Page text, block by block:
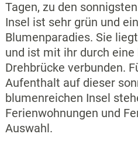
Tagen, zu den
Insel ist sehr grün und
Blumenparadies. Sie
und ist mit ihr durch eine
Drehbrücke verbunden.
Aufenthalt auf dieser
blumenreichen Insel
Ferienwohnungen und
Auswahl.